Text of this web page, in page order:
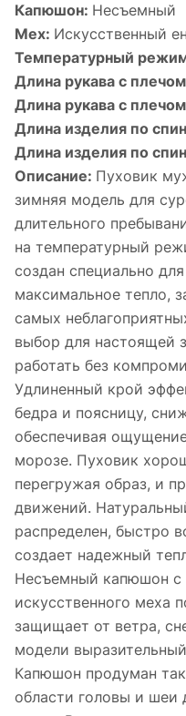
Капюшон: Несъемный
Мех: Искусственный
Температурный
Длина рукава с
Длина рукава с
Длина изделия по
Длина изделия по
Описание: Пуховик
зимняя модель для
длительного
на температурный
создан специально
максимальное тепло,
самых
выбор для настоящей
работать без
Удлиненный крой
бедра и поясницу,
обеспечивая
морозе. Пуховик
перегружая образ, и
движений.
распределен, быстро
создает надежный
Несъемный капюшон с
искусственного меха
защищает от ветра,
модели
Капюшон продуман
области головы и шеи